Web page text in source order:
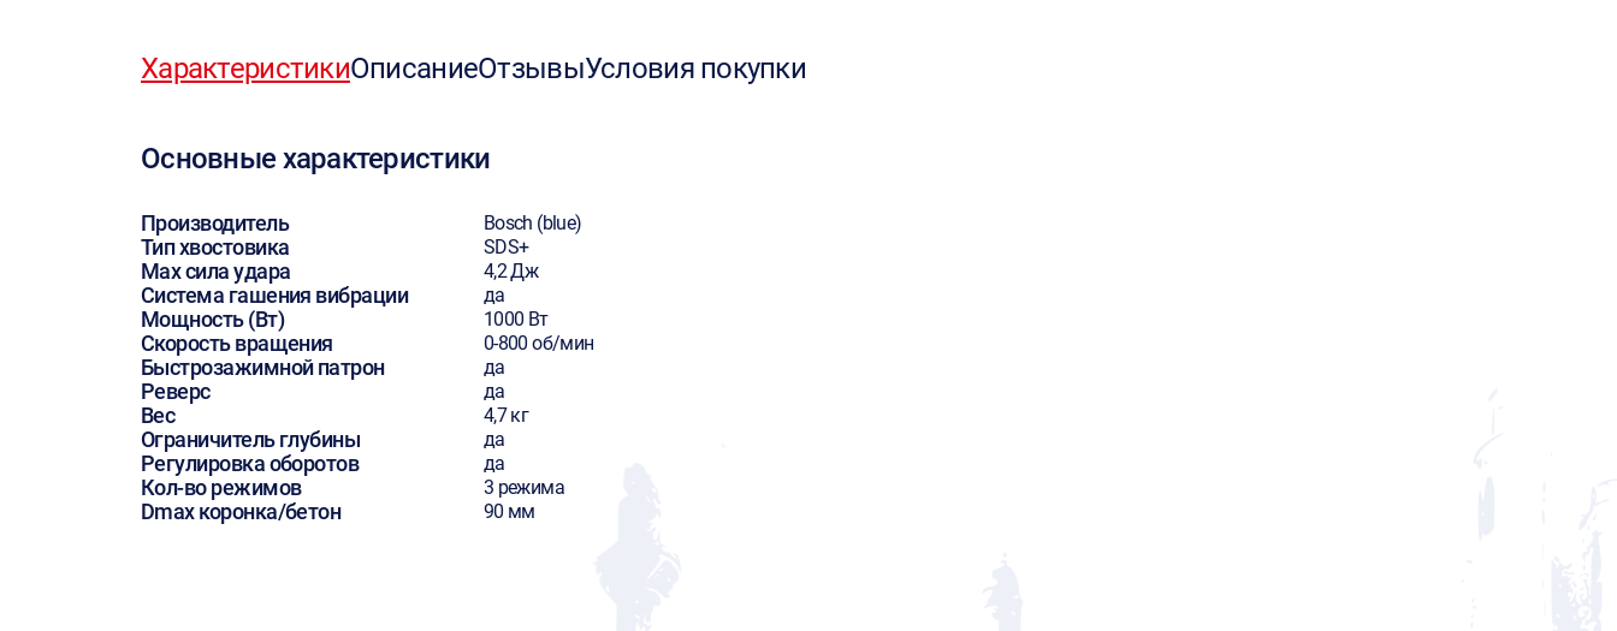
ХарактеристикиОписаниеОтзывыУсловия покупки
Основные характеристики
Производитель Bosch (blue)
Тип хвостовика SDS+
Max сила удара 4,2 Дж
Система гашения вибрации да
Мощность (Вт) 1000 Вт
Скорость вращения 0-800 об/мин
Быстрозажимной патрон да
Реверс да
Вес 4,7 кг
Ограничитель глубины да
Регулировка оборотов да
Кол-во режимов 3 режима
Dmax коронка/бетон 90 мм